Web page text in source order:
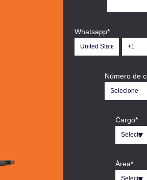
Whatsapp*
Número de
Cargo*
Área*